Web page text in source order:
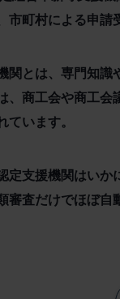
市町村による申請
関とは、専門知
、商工会や商工
ています。
定支援機関はい
審査だけでほぼ自